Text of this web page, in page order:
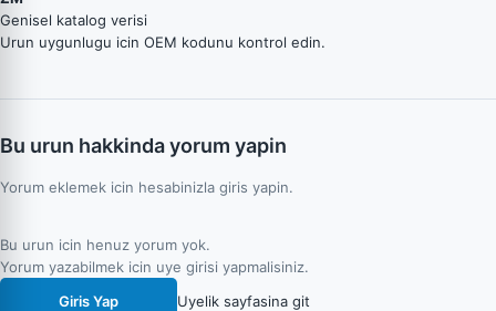
Genisel katalog verisi
Urun uygunlugu icin OEM kodunu kontrol edin.
Bu urun hakkinda yorum yapin
Yorum eklemek icin hesabinizla giris yapin.
Bu urun icin henuz yorum yok.
Yorum yazabilmek icin uye girisi yapmalisiniz.
Giris Yap
Uyelik sayfasina git